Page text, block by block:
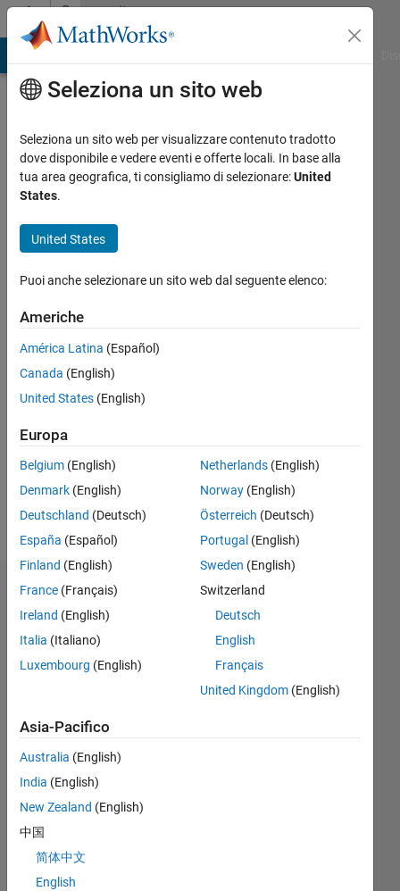
Vai al contenutoCommunity
Profile
Juan
Jesús
Rocha
Cuervo
Last
seen:
circa 6
anni fa
Followers:
Following:
Follow
Dashboard
Feeds
Seleziona un sito web
Seleziona un sito web per visualizzare contenuto tradotto
dove disponibile e vedere eventi e offerte locali. In base alla
tua area geografica, ti consigliamo di selezionare:United
States.
United States
Puoi anche selezionare un sito web dal seguente elenco:
Americhe
América Latina (Español)
Canada (English)
United States (English)
Europa
Belgium (English)
Denmark (English)
Deutschland (Deutsch)
España (Español)
Finland (English)
France (Français)
Ireland (English)
Italia (Italiano)
Luxembourg (English)
Netherlands(English)
Norway(English)
Österreich (Deutsch)
Portugal (English)
Sweden (English)
Switzerland
Deutsch
English
Français
United Kingdom(English)
Asia-Pacifico
Australia (English)
India (English)
New Zealand (English)
中国
简体中文
English